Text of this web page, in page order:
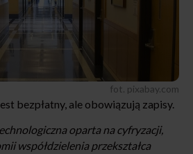
fot. pixabay.com
bezpłatny, ale obowiązują zapisy.
oparta na cyfryzacji,
współdzielenia przekształca